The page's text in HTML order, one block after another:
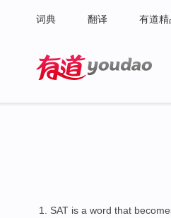
词典 翻译 有道精
SAT is a word that